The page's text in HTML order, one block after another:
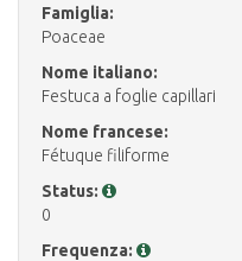
Famiglia:
Poaceae
Nome italiano:
Festuca a foglie capillari
Nome francese:
Fétuque filiforme
Status:
0
Frequenza: